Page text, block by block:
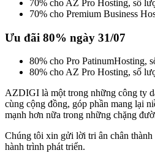
70% cho AZ Pro Hosting, số
70% cho Premium Business
Ưu đãi 80% ngày 31/07
80% cho Pro PatinumHosting,
80% cho AZ Pro Hosting, số
AZDIGI là một trong những công ty
cùng cộng đồng, góp phần mang lại
mạnh hơn nữa trong những chặng
Chúng tôi xin gửi lời tri ân chân
hành trình phát triển.